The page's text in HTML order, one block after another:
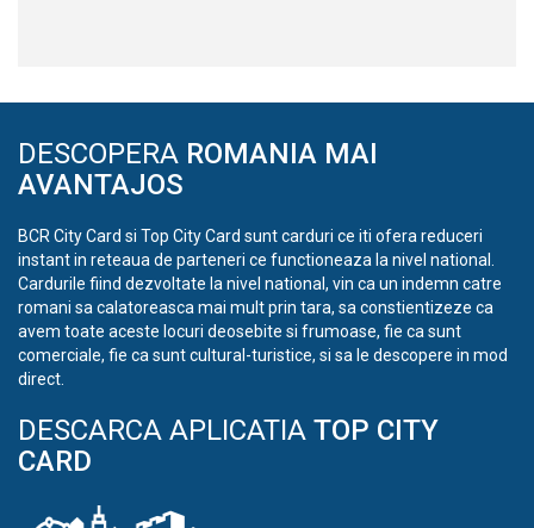
DESCOPERA ROMANIA MAI
AVANTAJOS
BCR City Card si Top City Card sunt carduri ce iti ofera reduceri
instant in reteaua de parteneri ce functioneaza la nivel national.
Cardurile fiind dezvoltate la nivel national, vin ca un indemn catre
romani sa calatoreasca mai mult prin tara, sa constientizeze ca
avem toate aceste locuri deosebite si frumoase, fie ca sunt
comerciale, fie ca sunt cultural-turistice, si sa le descopere in mod
direct.
DESCARCA APLICATIA TOP CITY
CARD